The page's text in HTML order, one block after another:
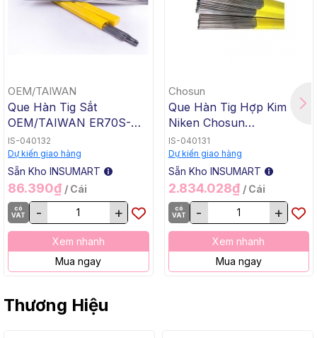
OEM/TAIWAN
Que Hàn Tig Sắt
OEM/TAIWAN ER70S-G
TG-50, 1.6x1000mm, 5 Kg
/ Hộp, 20 Kg / Thùng
IS-040132
Dự kiến giao hàng
Sẵn Kho INSUMART
86.390₫ / Cái
có
VAT
- +
Xem nhanh
Mua ngay
Chosun
Que Hàn Tig Hợp Kim
Niken Chosun
ERNiCrMo-3 TGC-625,
2.4x1000mm, 5 Kg / Hộp,
20 Kg / Thùng
IS-040131
Dự kiến giao hàng
Sẵn Kho INSUMART
2.834.028₫ / Cái
có
VAT
- +
Xem nhanh
Mua ngay
Thương Hiệu